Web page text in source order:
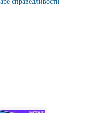
справедливости